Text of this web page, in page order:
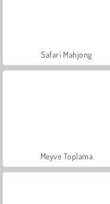
Safari Mahjong
Meyve Toplama